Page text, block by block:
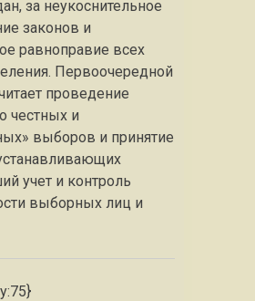
за неукоснительное
законов и
равноправие всех
Первоочередной
проведение
честных и
выборов и принятие
учет и контроль
выборных лиц и